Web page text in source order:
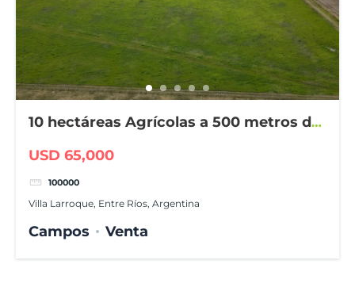
10 hectáreas Agrícolas a 500 metros de
USD 65,000
100000
Villa Larroque, Entre Ríos, Argentina
Campos Venta